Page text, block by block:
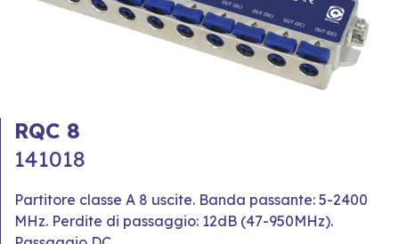
RQC 8
141018
Partitore classe A 8 uscite. Banda passante: 5-2400
MHz. Perdite di passaggio: 12dB (47-950MHz).